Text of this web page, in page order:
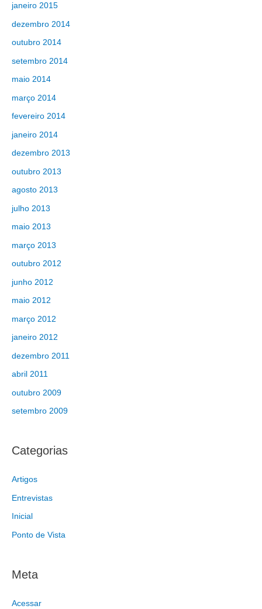
janeiro 2015
dezembro 2014
outubro 2014
setembro 2014
maio 2014
março 2014
fevereiro 2014
janeiro 2014
dezembro 2013
outubro 2013
agosto 2013
julho 2013
maio 2013
março 2013
outubro 2012
junho 2012
maio 2012
março 2012
janeiro 2012
dezembro 2011
abril 2011
outubro 2009
setembro 2009
Categorias
Artigos
Entrevistas
Inicial
Ponto de Vista
Meta
Acessar